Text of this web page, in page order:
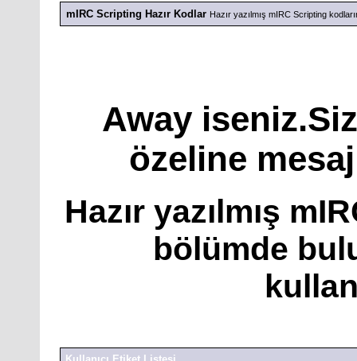
mIRC Scripting Hazır Kodlar Hazır yazılmış mIRC Scripting
Away
özeline
Hazır yazılmış
bölümde